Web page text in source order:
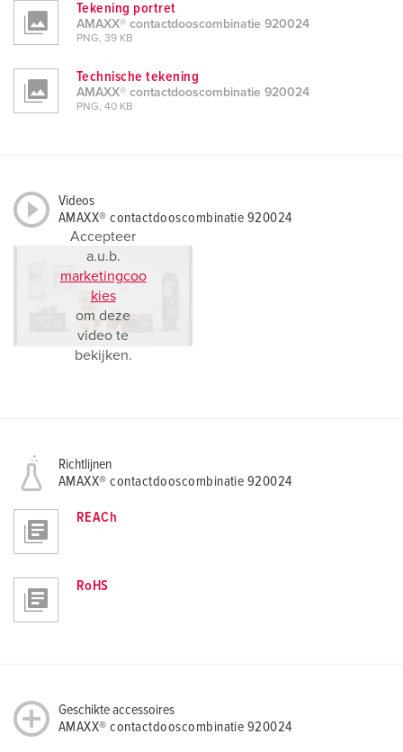
Tekening portret
AMAXX® contactdooscombinatie 920024
PNG, 39 KB
Technische tekening
AMAXX® contactdooscombinatie 920024
PNG, 40 KB
Videos
AMAXX® contactdooscombinatie 920024
Accepteer
a.u.b.
marketingcoo
kies
om deze
video te
bekijken.
Richtlijnen
AMAXX® contactdooscombinatie 920024
REACh
RoHS
Geschikte accessoires
AMAXX® contactdooscombinatie 920024